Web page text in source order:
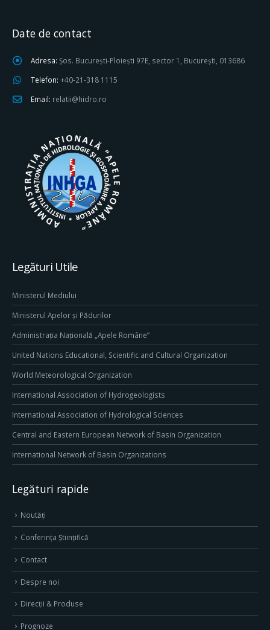
Date de contact
Adresa: Șos. București-Ploiești 97E, sector 1, București, 013686
Telefon: +40-21-318 1115
Email: relatii@hidro.ro
Legături Utile
Ministerul Mediului
Ministerul Apelor și Pădurilor
Administrația Națională „Apele Române”
United Nations Educational, Scientific and Cultural Organization
World Meteorological Organization
International Association of Hydrogeologists
International Association of Hydrological Sciences
Central and Eastern European Network of Basin Organization
International Network of Basin Organizations
Legături rapide
Noutăți
Conferința Științifică
Contact
Despre noi
Direcţii & Produse
Prognoze